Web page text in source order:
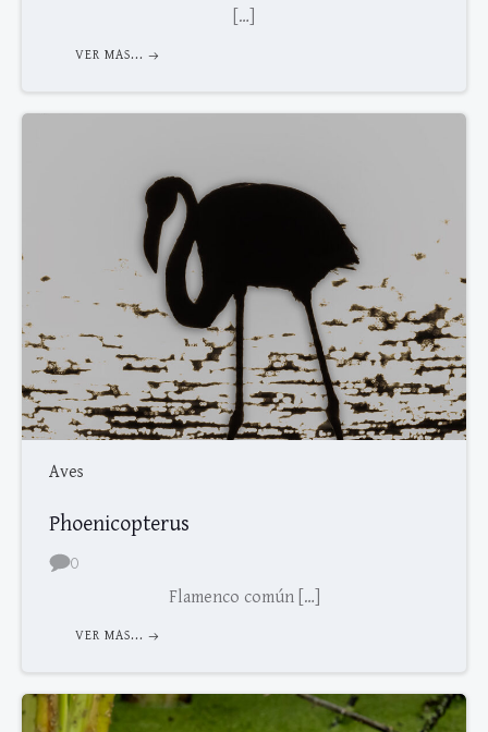
[…]
VER MAS...
Aves
Phoenicopterus
0
Flamenco común […]
VER MAS...